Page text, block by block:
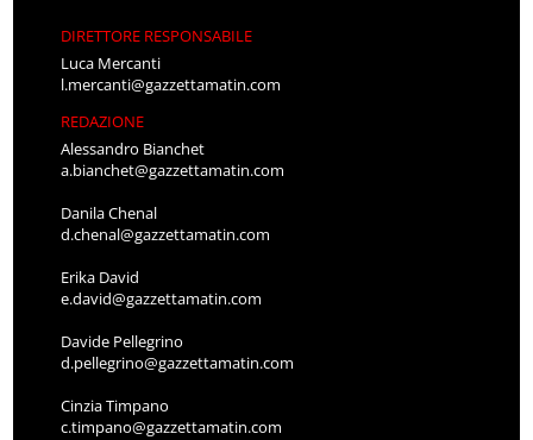
DIRETTORE RESPONSABILE
Luca Mercanti
l.mercanti@gazzettamatin.com
REDAZIONE
Alessandro Bianchet
a.bianchet@gazzettamatin.com
Danila Chenal
d.chenal@gazzettamatin.com
Erika David
e.david@gazzettamatin.com
Davide Pellegrino
d.pellegrino@gazzettamatin.com
Cinzia Timpano
c.timpano@gazzettamatin.com